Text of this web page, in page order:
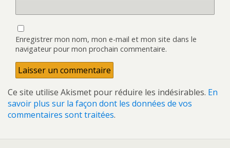
Enregistrer mon nom, mon e-mail et mon site dans le
navigateur pour mon prochain commentaire.
Ce site utilise Akismet pour réduire les indésirables. En
savoir plus sur la façon dont les données de vos
commentaires sont traitées.